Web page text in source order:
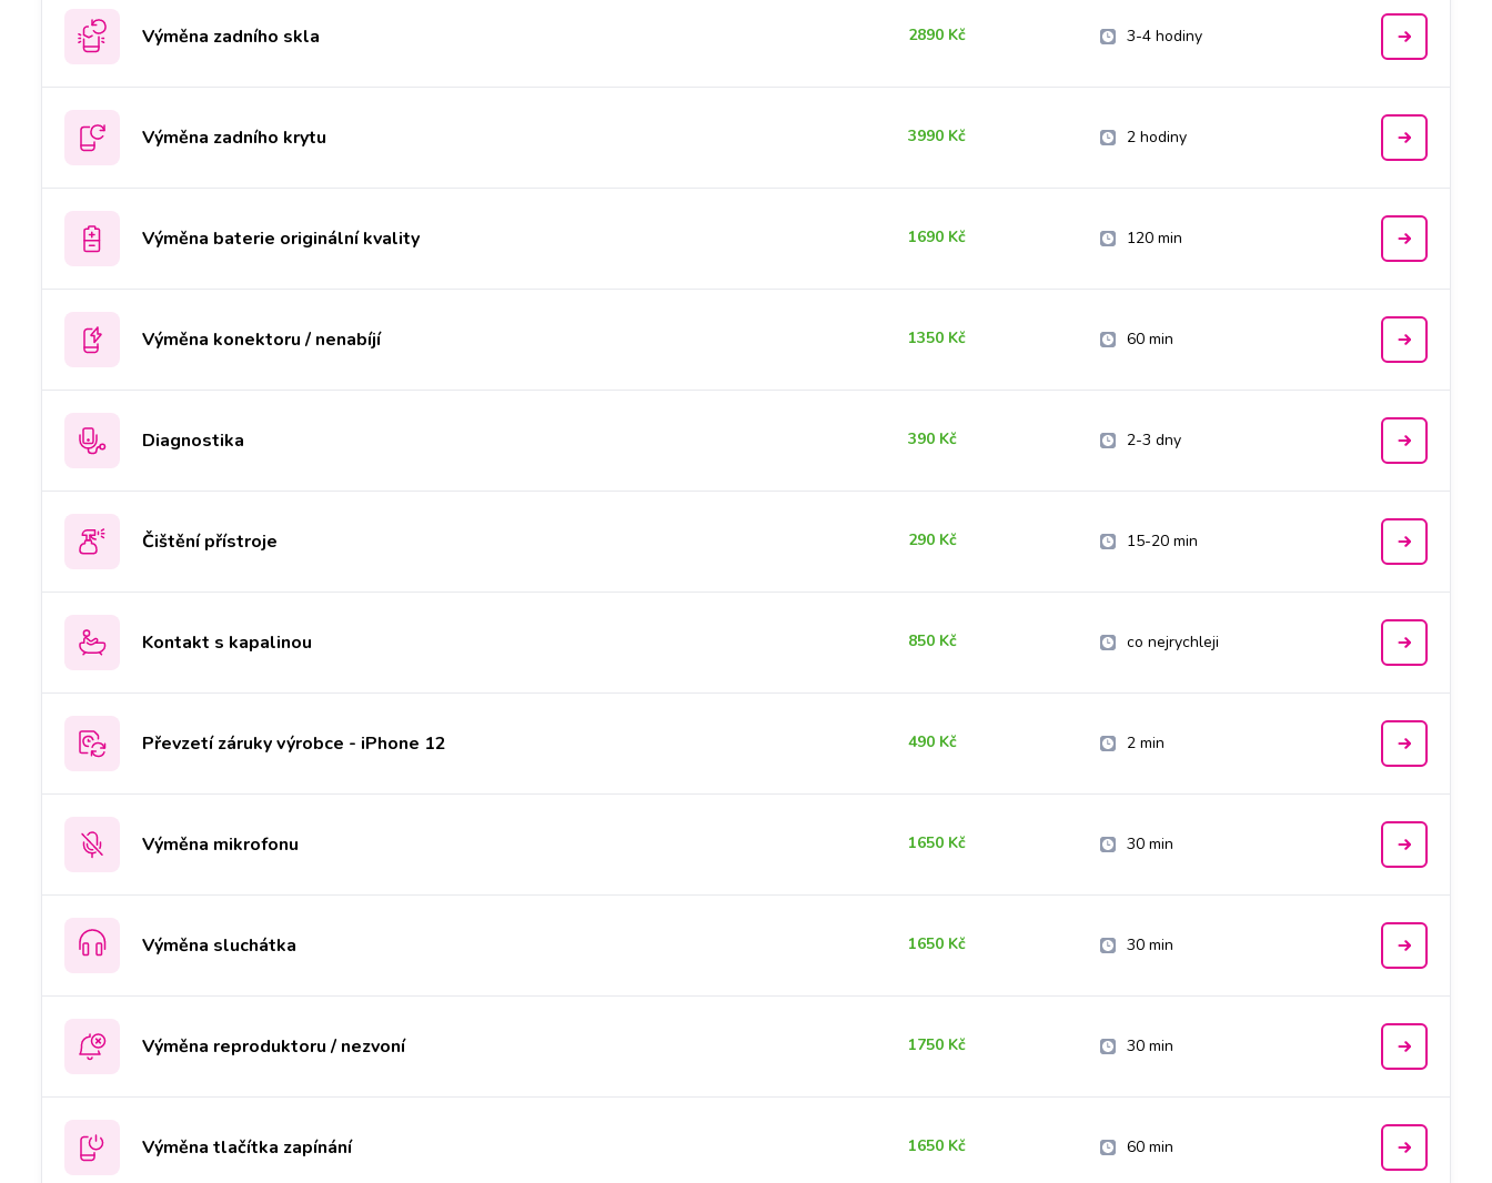
Výměna zadního skla 2890 Kč 3-4 hodiny
Výměna zadního krytu 3990 Kč 2 hodiny
Výměna baterie originální kvality 1690 Kč 120 min
Výměna konektoru / nenabíjí 1350 Kč 60 min
Diagnostika 390 Kč 2-3 dny
Čištění přístroje 290 Kč 15-20 min
Kontakt s kapalinou 850 Kč co nejrychleji
Převzetí záruky výrobce - iPhone 12 490 Kč 2 min
Výměna mikrofonu 1650 Kč 30 min
Výměna sluchátka 1650 Kč 30 min
Výměna reproduktoru / nezvoní 1750 Kč 30 min
Výměna tlačítka zapínání 1650 Kč 60 min